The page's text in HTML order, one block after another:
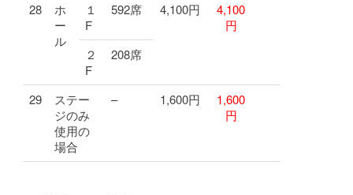
28
ホ
ー
ル
１
F
592席 4,100円
4,100
円
２
F
208席
29
ステー
ジのみ
使用の
場合
– 1,600円
1,600
円